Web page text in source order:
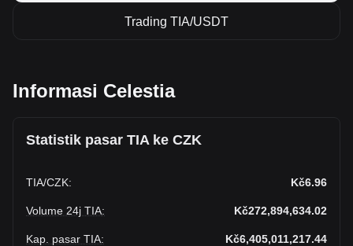
Trading TIA/USDT
Informasi Celestia
Statistik pasar TIA ke CZK
TIA/CZK: Kč6.96
Volume 24j TIA: Kč272,894,634.02
Kap. pasar TIA: Kč6,405,011,217.44